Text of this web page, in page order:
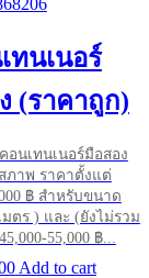
ทนเนอร์
(ราคาถูก)
อนเทนเนอร์มือสอง
ภาพ ราคาตั้งแต่
฿ สำหรับขนาด
มตร ) และ (ยังไม่รวม
55,000 ฿...
Add to cart